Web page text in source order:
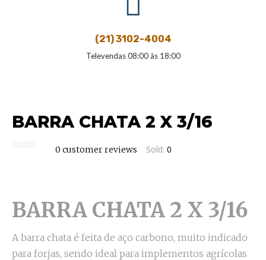
(21) 3102-4004
Televendas 08:00 às 18:00
BARRA CHATA 2 X 3/16
0 customer reviews Sold: 0
BARRA CHATA 2 X 3/16
A barra chata é feita de aço carbono, muito indicado
para forjas, sendo ideal para implementos agrícolas